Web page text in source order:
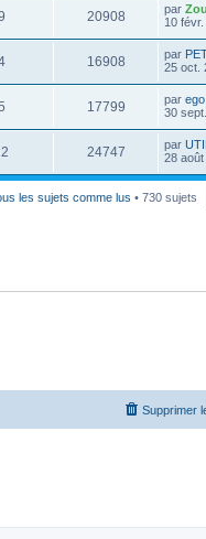
20908 par
10
16908 par
25 oct.
17799 par
30
24747 par
28
les sujets comme lus • 730 sujets
Supprimer